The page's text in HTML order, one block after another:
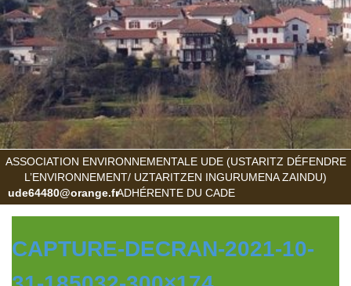
ASSOCIATION ENVIRONNEMENTALE UDE (USTARITZ DÉFENDRE
L’ENVIRONNEMENT/ UZTARITZEN INGURUMENA ZAINDU)
ADHÉRENTE DU CADE
ude64480@orange.fr
CAPTURE-DECRAN-2021-10-